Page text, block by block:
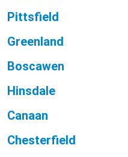
Pittsfield
Greenland
Boscawen
Hinsdale
Canaan
Chesterfield